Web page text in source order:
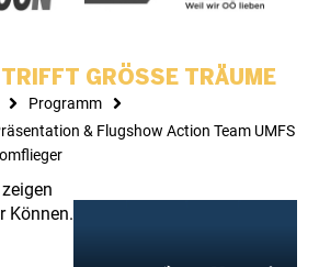
GRÖSSE TRÄUME
Programm
& Flugshow Action Team UMFS
Können.